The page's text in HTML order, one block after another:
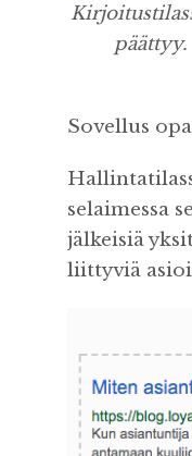
Sovellus
selaimessa
jälkeisiä
liittyviä